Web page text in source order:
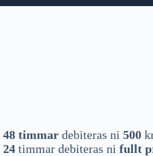
48 timmar debiteras ni 500
24 timmar debiteras ni fullt